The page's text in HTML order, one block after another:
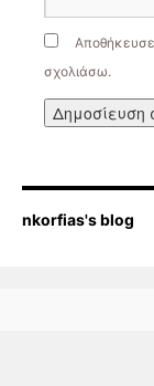
σχολιάσω.
nkorfias's blog